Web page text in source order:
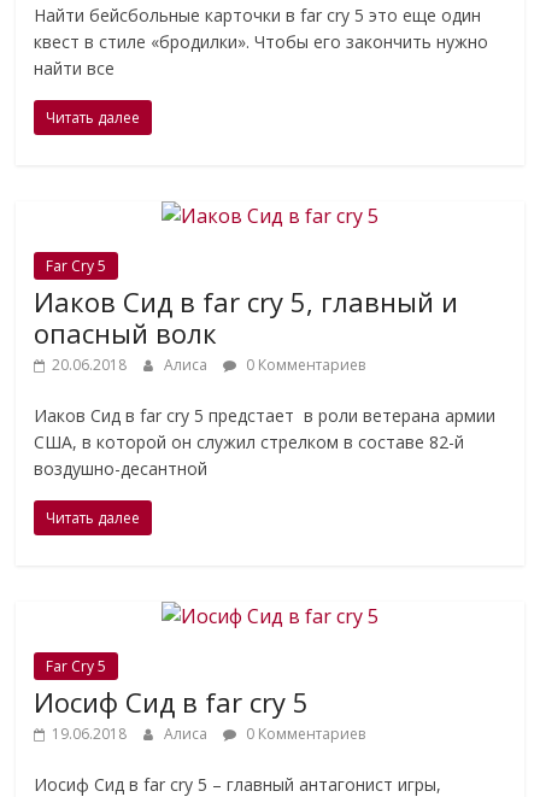
Найти бейсбольные карточки в far cry 5 это еще один
квест в стиле «бродилки». Чтобы его закончить нужно
найти все
Читать далее
Far Cry 5
Иаков Сид в far cry 5, главный и
опасный волк
20.06.2018 Алиса 0 Комментариев
Иаков Сид в far cry 5 предстает в роли ветерана армии
США, в которой он служил стрелком в составе 82-й
воздушно-десантной
Читать далее
Far Cry 5
Иосиф Сид в far cry 5
19.06.2018 Алиса 0 Комментариев
Иосиф Сид в far cry 5 – главный антагонист игры,